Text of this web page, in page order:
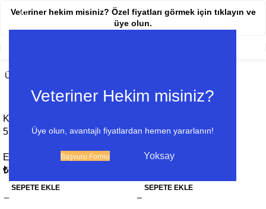
Veteriner Hekim misiniz?
Üye olun, avantajlı fiyatlardan hemen yararlanın!
Başvuru Formu Yoksay
Veteriner hekim misiniz? Özel fiyatları görmek için tıklayın ve
üye olun.
Ürünler
Kedi Tutma Eldiveni
5 Parmak 45 CM
Eldiven
₺3.000,00
SEPETE EKLE
5 Parmak 50 CM
Eldiven
SEPETE EKLE